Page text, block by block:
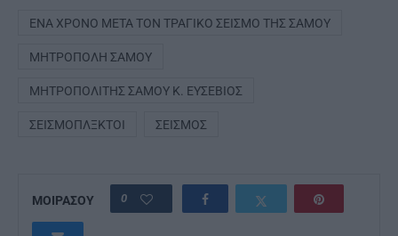
ΈΝΑ ΧΡΌΝΟ ΜΕΤΑ ΤΟΝ ΤΡΑΓΙΚΌ ΣΕΙΣΜΌ ΤΗΣ ΣΆΜΟΥ
ΜΗΤΡΌΠΟΛΗ ΣΆΜΟΥ
ΜΗΤΡΟΠΟΛΊΤΗΣ ΣΆΜΟΥ Κ. ΕΥΣΈΒΙΟΣ
ΣΕΙΣΜΌΠΛΞΚΤΟΙ ΣΕΙΣΜΌΣ
ΜΟΙΡΑΣΟΥ 0